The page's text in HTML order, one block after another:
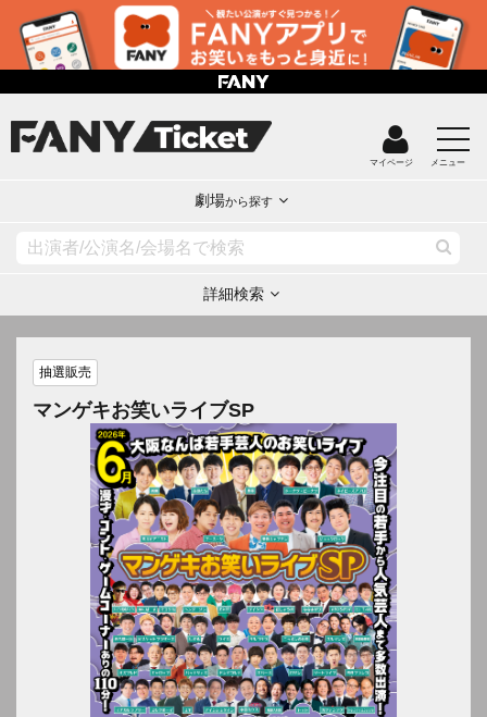
マイページ メニュー
劇場から探す
詳細検索
抽選販売
マンゲキお笑いライブSP